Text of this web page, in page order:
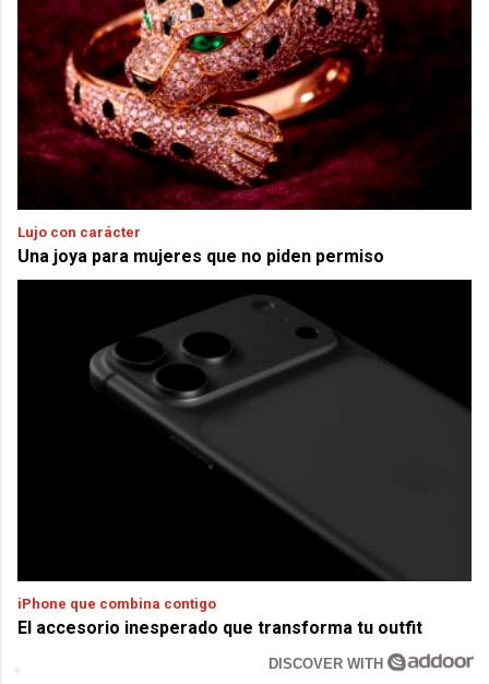
Lujo con carácter
Una joya para mujeres que no piden permiso
iPhone que combina contigo
El accesorio inesperado que transforma tu outfit
DISCOVER WITH